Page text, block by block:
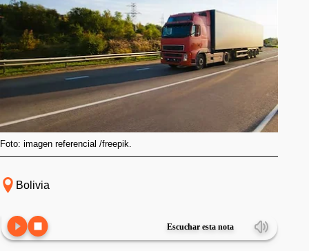
Foto: imagen referencial /freepik.
Bolivia
Escuchar esta nota